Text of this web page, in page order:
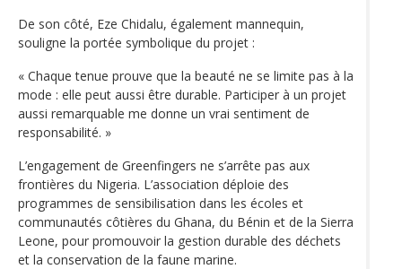
De son côté, Eze Chidalu, également mannequin,
souligne la portée symbolique du projet :
« Chaque tenue prouve que la beauté ne se limite pas à la
mode : elle peut aussi être durable. Participer à un projet
aussi remarquable me donne un vrai sentiment de
responsabilité. »
L’engagement de Greenfingers ne s’arrête pas aux
frontières du Nigeria. L’association déploie des
programmes de sensibilisation dans les écoles et
communautés côtières du Ghana, du Bénin et de la Sierra
Leone, pour promouvoir la gestion durable des déchets
et la conservation de la faune marine.